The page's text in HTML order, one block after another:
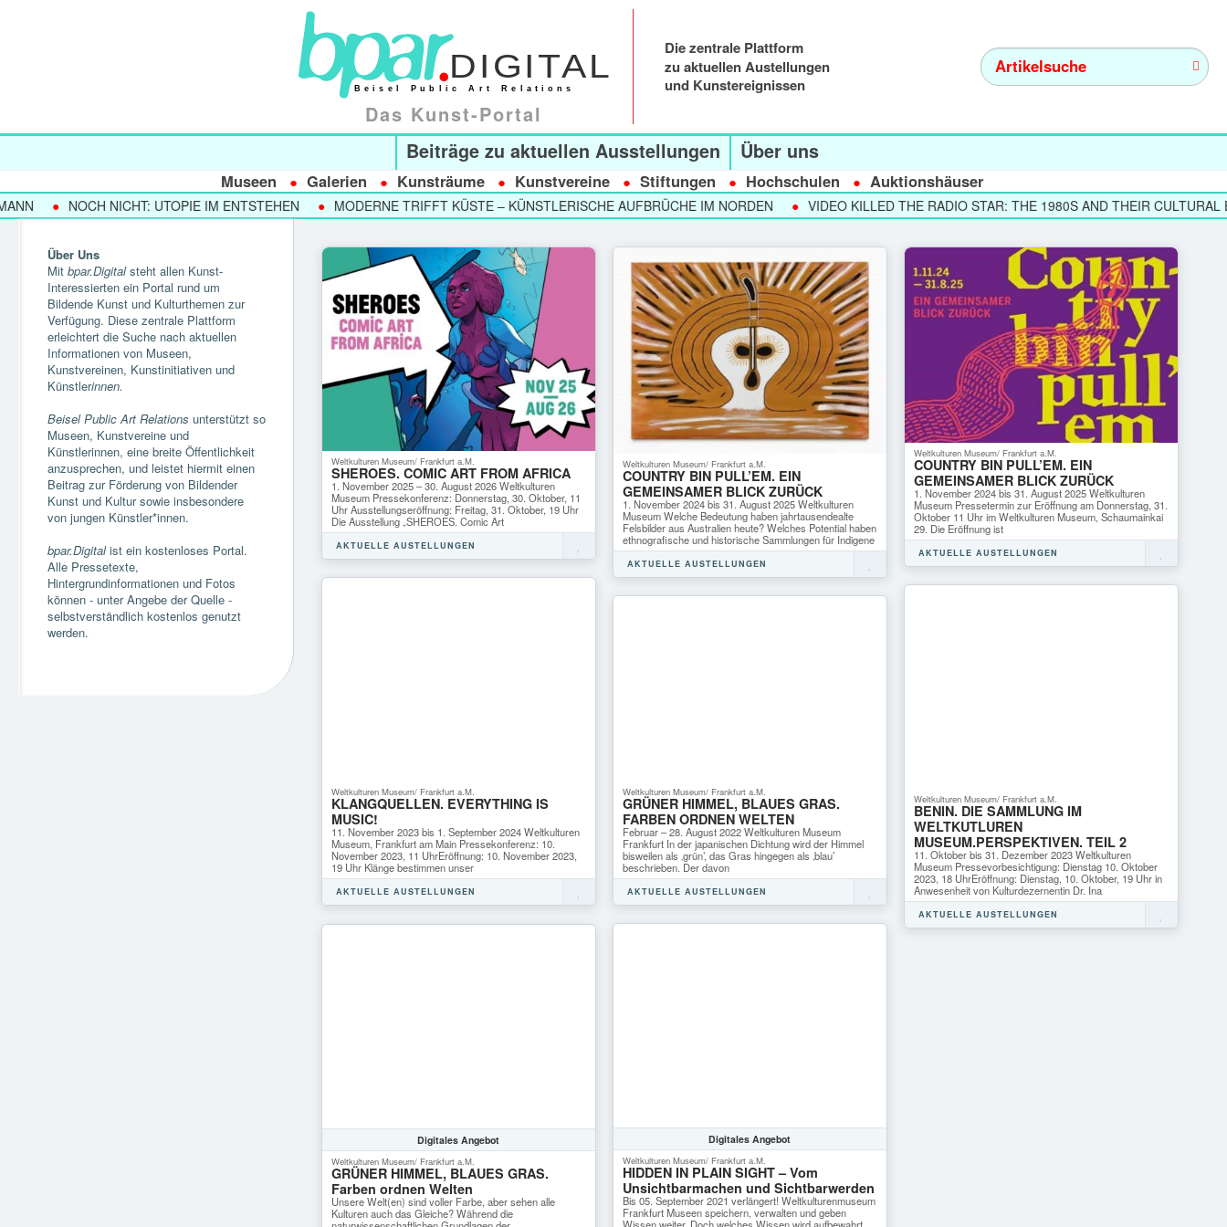
Das Kunst-Portal
Die zentrale Plattform
zu aktuellen Austellungen
und Kunstereignissen
Beiträge zu aktuellen Ausstellungen Über uns
Museen Galerien Kunsträume Kunstvereine Stiftungen Hochschulen Auktionshäuser
NOCH NICHT: UTOPIE IM ENTSTEHEN MODERNE TRIFFT KÜSTE – KÜNSTLERISCHE AUFBRÜCHE IM NORDEN VIDEO KILLED THE RADIO STAR: THE 1980S AND THEIR CULTURAL
Über Uns
Mit bpar.Digitalsteht allen Kunst-
Interessierten ein Portal rund um
Bildende Kunst und Kulturthemen zur
Verfügung. Diese zentrale Plattform
erleichtert die Suche nach aktuellen
Informationen von Museen,
Kunstvereinen, Kunstinitiativen und
Künstlerinnen.
Beisel Public Art Relations unterstützt so
Museen, Kunstvereine und
Künstlerinnen, eine breite Öffentlichkeit
anzusprechen, und leistet hiermit einen
Beitrag zur Förderung von Bildender
Kunst und Kultur sowie insbesondere
von jungen Künstler*innen.
bpar.Digitalist ein kostenloses Portal.
Alle Pressetexte,
Hintergrundinformationen und Fotos
können - unter Angebe der Quelle -
selbstverständlich kostenlos genutzt
werden.
Weltkulturen Museum/ Frankfurt a.M.
SHEROES. COMIC ART FROM AFRICA
1. November 2025 – 30. August 2026 Weltkulturen
Museum Pressekonferenz: Donnerstag, 30. Oktober, 11
Uhr Ausstellungseröffnung: Freitag, 31. Oktober, 19 Uhr
Die Ausstellung „SHEROES. Comic Art
AKTUELLE AUSTELLUNGEN
Weltkulturen Museum/ Frankfurt a.M.
COUNTRY BIN PULL’EM. EIN
GEMEINSAMER BLICK ZURÜCK
1. November 2024 bis 31. August 2025 Weltkulturen
Museum Welche Bedeutung haben jahrtausendealte
Felsbilder aus Australien heute? Welches Potential haben
ethnografische und historische Sammlungen für Indigene
AKTUELLE AUSTELLUNGEN
Weltkulturen Museum/ Frankfurt a.M.
COUNTRY BIN PULL’EM. EIN
GEMEINSAMER BLICK ZURÜCK
1. November 2024 bis 31. August 2025 Weltkulturen
Museum Pressetermin zur Eröffnung am Donnerstag, 31.
Oktober 11 Uhr im Weltkulturen Museum, Schaumainkai
29. Die Eröffnung ist
AKTUELLE AUSTELLUNGEN
Weltkulturen Museum/ Frankfurt a.M.
KLANGQUELLEN. EVERYTHING IS
MUSIC!
11. November 2023 bis 1. September 2024 Weltkulturen
Museum, Frankfurt am Main Pressekonferenz: 10.
November 2023, 11 UhrEröffnung: 10. November 2023,
19 Uhr Klänge bestimmen unser
AKTUELLE AUSTELLUNGEN
Weltkulturen Museum/ Frankfurt a.M.
BENIN. DIE SAMMLUNG IM
WELTKUTLUREN
MUSEUM.PERSPEKTIVEN. TEIL 2
11. Oktober bis 31. Dezember 2023 Weltkulturen
Museum Pressevorbesichtigung: Dienstag 10. Oktober
2023, 18 UhrEröffnung: Dienstag, 10. Oktober, 19 Uhr in
Anwesenheit von Kulturdezernentin Dr. Ina
AKTUELLE AUSTELLUNGEN
Weltkulturen Museum/ Frankfurt a.M.
GRÜNER HIMMEL, BLAUES GRAS.
FARBEN ORDNEN WELTEN
Februar – 28. August 2022 Weltkulturen Museum
Frankfurt In der japanischen Dichtung wird der Himmel
bisweilen als ‚grün’, das Gras hingegen als ‚blau’
beschrieben. Der davon
AKTUELLE AUSTELLUNGEN
DigitalesAngebot
Weltkulturen Museum/ Frankfurt a.M.
HIDDEN IN PLAIN SIGHT – Vom
Unsichtbarmachen und Sichtbarwerden
Bis 05. September 2021 verlängert! Weltkulturenmuseum
Frankfurt Museen speichern, verwalten und geben
DigitalesAngebot
Weltkulturen Museum/ Frankfurt a.M.
GRÜNER HIMMEL, BLAUES GRAS.
Farben ordnen Welten
Unsere Welt(en) sind voller Farbe, aber sehen alle
Kulturen auch das Gleiche? Während die